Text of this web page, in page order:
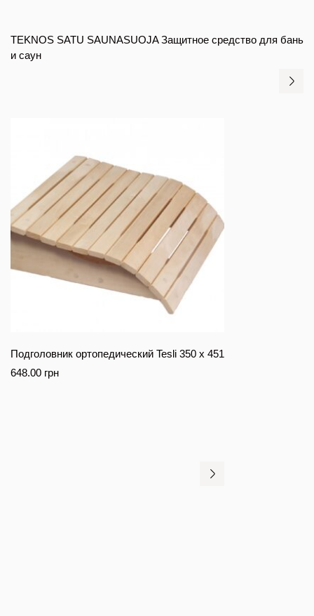
TEKNOS SATU SAUNASUOJA Защитное средство для бань
и саун
Подголовник ортопедический Tesli 350 х 451
648.00 грн